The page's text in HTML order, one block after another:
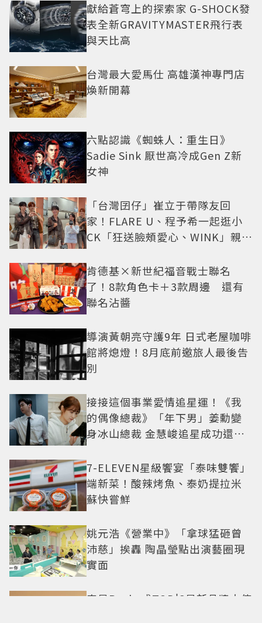
獻給蒼穹上的探索家 G-SHOCK發
表全新GRAVITYMASTER飛行表
與天比高
台灣最大愛馬仕 高雄漢神專門店
煥新開幕
六點認識《蜘蛛人：重生日》
Sadie Sink 厭世高冷成Gen Z新
女神
「台灣囝仔」崔立于帶隊友回
家！FLARE U、程予希一起逛小
CK「狂送臉頰愛心、WINK」親曝
肯德基×新世紀福音戰士聯名
了！8款角色卡＋3款周邊 還有
聯名沾醬
導演黃朝亮守護9年 日式老屋咖啡
館將熄燈！8月底前邀旅人最後告
別
接接這個事業愛情追星運！《我
的偶像總裁》「年下男」姜勳變
身冰山總裁 金慧峻追星成功還偶
7-ELEVEN星級饗宴「泰味雙饗」
端新菜！酸辣烤魚、泰奶提拉米
蘇快嘗鮮
姚元浩《營業中》「拿球猛砸曾
沛慈」挨轟 陶晶瑩點出演藝圈現
實面
泰星Becky成TOD'S最新品牌大使